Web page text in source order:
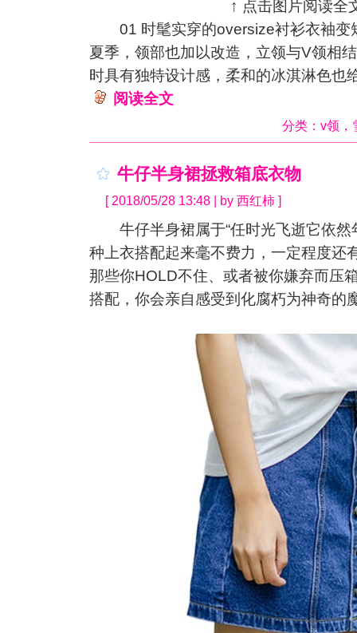
↑ 点击图片阅读全
01 时髦实穿的oversize衬衫衣袖变
夏季，领部也加以改造，立领与V领相
时具有独特设计感，柔和的冰淇淋色也
阅读全文
分类： v领 ，
牛仔半身裙拯救箱底衣物
[ 2018/05/28 13:48 | by 西红柿 ]
牛仔半身裙属于“任时光飞逝它依然
种上衣搭配起来毫不费力，一定程度还
那些你HOLD不住、或者被你嫌弃而压
搭配，你会亲自感受到化腐朽为神奇的